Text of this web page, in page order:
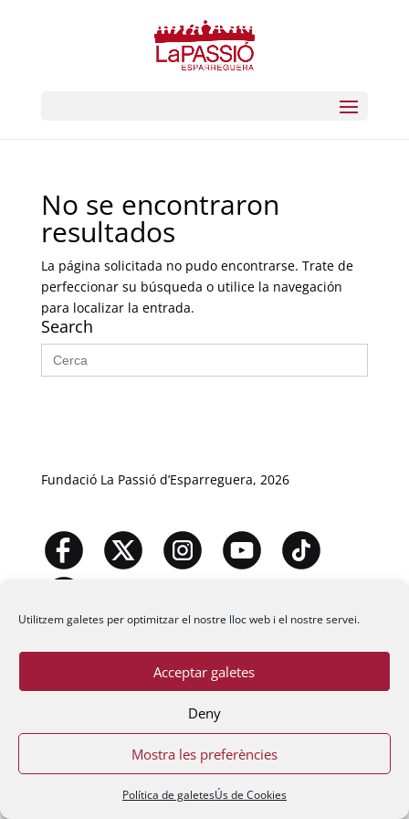
Utilitzem galetes per optimitzar el nostre lloc web i el nostre servei.
Acceptar galetes
Deny
Mostra les preferències
Política de galetesÚs de Cookies
No se encontraron
resultados
La página solicitada no pudo encontrarse. Trate de
perfeccionar su búsqueda o utilice la navegación
para localizar la entrada.
Search
Buscar:
Fundació La Passió d’Esparreguera, 2026